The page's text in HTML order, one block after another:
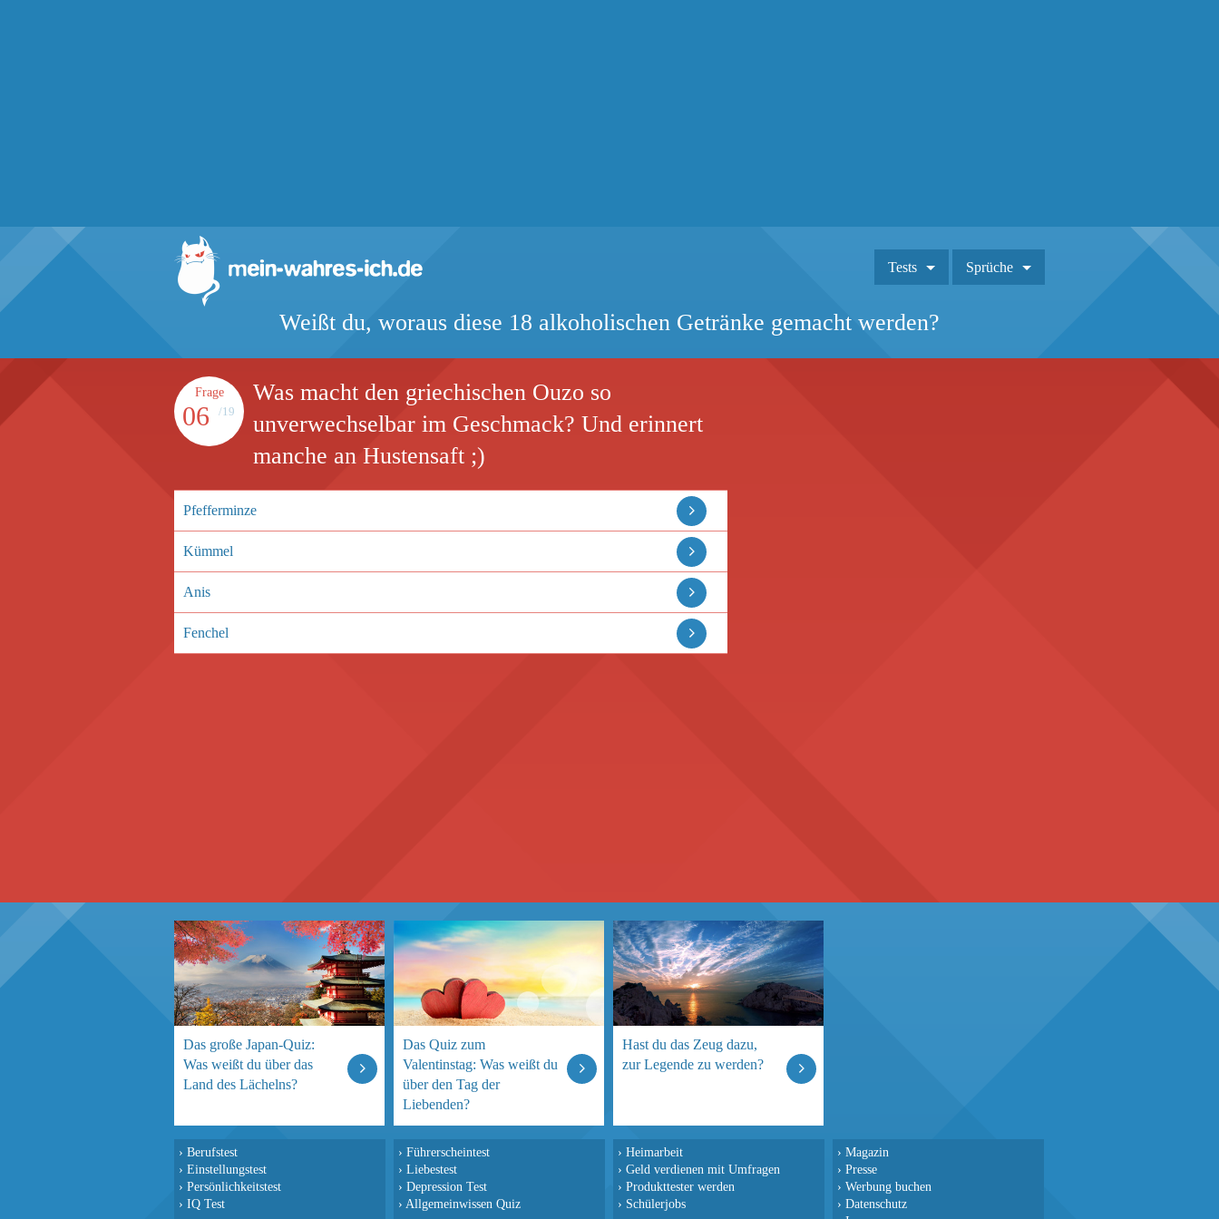
Tests Sprüche
Weißt du, woraus diese 18 alkoholischen Getränke gemacht werden?
Frage
06 /19
Was macht den griechischen Ouzo so
unverwechselbar im Geschmack? Und erinnert
manche an Hustensaft ;)
Pfefferminze
Kümmel
Anis
Fenchel
Das große Japan-Quiz:
Was weißt du über das
Land des Lächelns?
Das Quiz zum
Valentinstag: Was weißt du
über den Tag der
Liebenden?
Hast du das Zeug dazu,
zur Legende zu werden?
› Berufstest
› Einstellungstest
› Persönlichkeitstest
› IQ Test
› Führerscheintest
› Liebestest
› Depression Test
› Allgemeinwissen Quiz
› Heimarbeit
› Geld verdienen mit Umfragen
› Produkttester werden
› Schülerjobs
› Magazin
› Presse
› Werbung buchen
› Datenschutz